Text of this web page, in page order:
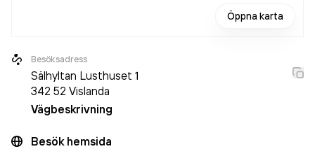
Öppna karta
Besöksadress
Sälhyltan Lusthuset 1
342 52 Vislanda
Vägbeskrivning
Besök hemsida